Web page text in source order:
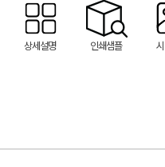
상세설명 인쇄샘플